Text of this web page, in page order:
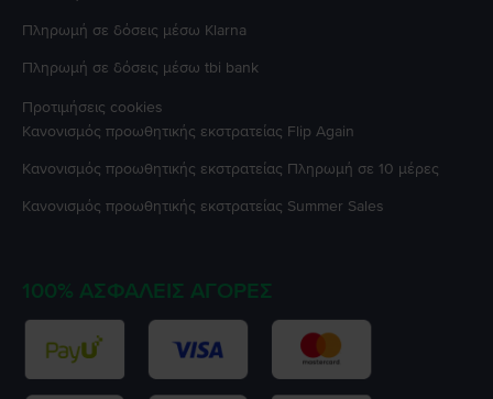
Πληρωμή σε δόσεις μέσω Klarna
Πληρωμή σε δόσεις μέσω tbi bank
Προτιμήσεις cookies
Κανονισμός προωθητικής εκστρατείας Flip Again
Κανονισμός προωθητικής εκστρατείας Πληρωμή σε 10 μέρες
Κανονισμός προωθητικής εκστρατείας Summer Sales
100% ΑΣΦΑΛΕΊΣ ΑΓΟΡΈΣ